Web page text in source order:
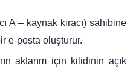
A – kaynak kiracı) sahibine
e-posta oluşturur.
aktarım için kilidinin açık